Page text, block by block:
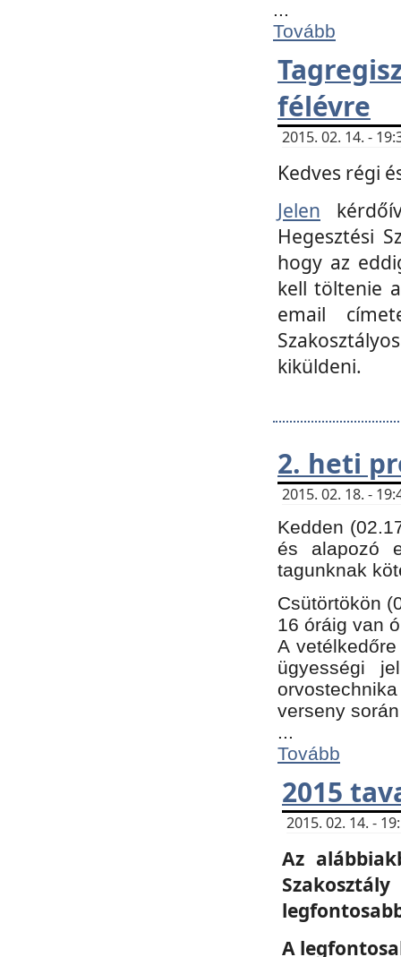
...
Tovább
félévre
2015. 02. 14. -
Kedves régi
Jelen
Hegesztési
hogy az
kell töltenie
email
kiküldeni.
2. heti
2015. 02. 18. -
Kedden
és alapozó
tagunknak
Csütörtökön
16 óráig van
A
ügyességi
verseny
...
Tovább
2015
2015. 02. 14. -
Az
A